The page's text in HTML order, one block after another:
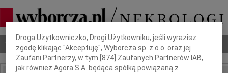
Nekrologi Odeszli Poradnik pogrzebowy
Dbamy o Twoją prywatność
Droga Użytkowniczko, Drogi Użytkowniku, jeśli wyrazisz
zgodę klikając "Akceptuję", Wyborcza sp. z o.o. oraz jej
Zaufani Partnerzy, w tym [874 ] Zaufanych Partnerów IAB,
jak również Agora S.A. będąca spółką powiązaną z